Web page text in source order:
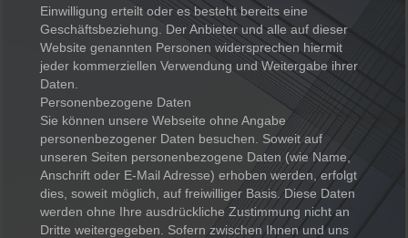
Einwilligung erteilt oder es besteht bereits eine
Geschäftsbeziehung. Der Anbieter und alle auf dieser
Website genannten Personen widersprechen hiermit
jeder kommerziellen Verwendung und Weitergabe ihrer
Daten.
Personenbezogene Daten
Sie können unsere Webseite ohne Angabe
personenbezogener Daten besuchen. Soweit auf
unseren Seiten personenbezogene Daten (wie Name,
Anschrift oder E-Mail Adresse) erhoben werden, erfolgt
dies, soweit möglich, auf freiwilliger Basis. Diese Daten
werden ohne Ihre ausdrückliche Zustimmung nicht an
Dritte weitergegeben. Sofern zwischen Ihnen und uns